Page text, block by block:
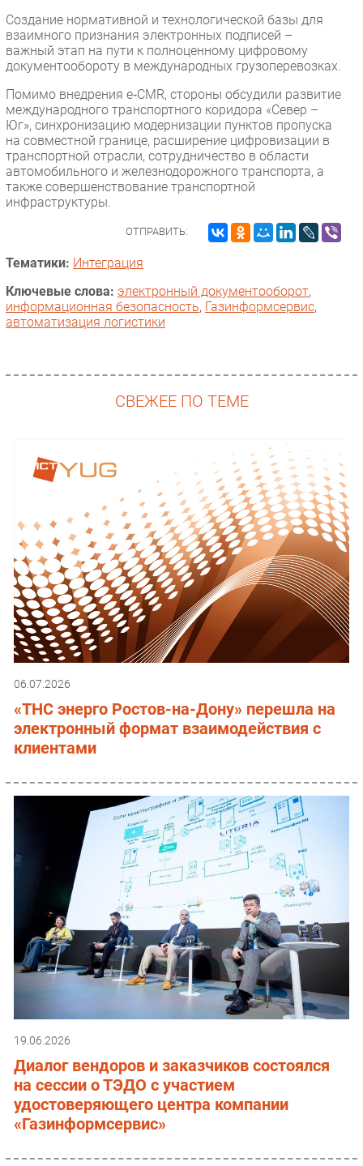
Создание нормативной и технологической базы для
взаимного признания электронных подписей –
важный этап на пути к полноценному цифровому
документообороту в международных грузоперевозках.
Помимо внедрения e‑CMR, стороны обсудили развитие
международного транспортного коридора «Север –
Юг», синхронизацию модернизации пунктов пропуска
на совместной границе, расширение цифровизации в
транспортной отрасли, сотрудничество в области
автомобильного и железнодорожного транспорта, а
также совершенствование транспортной
инфраструктуры.
ОТПРАВИТЬ:
Тематики: Интеграция
Ключевые слова: электронный документооборот,
информационная безопасность, Газинформсервис,
автоматизация логистики
СВЕЖЕЕ ПО ТЕМЕ
06.07.2026
«ТНС энерго Ростов-на-Дону» перешла на
электронный формат взаимодействия с
клиентами
19.06.2026
Диалог вендоров и заказчиков состоялся
на сессии о ТЭДО с участием
удостоверяющего центра компании
«Газинформсервис»